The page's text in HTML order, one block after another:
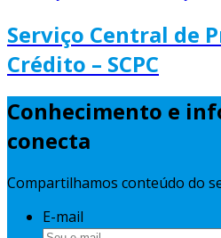
Serviço Central de
Crédito – SCPC
Conhecimento e
conecta
Compartilhamos conteúdo do
E-mail